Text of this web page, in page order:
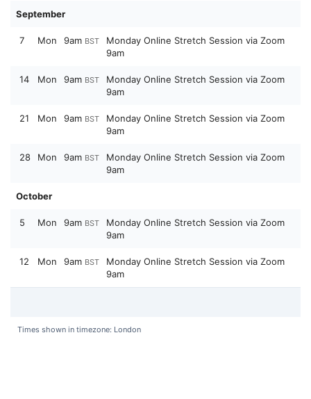
September
7 Mon 9am BST
Monday Online Stretch Session via Zoom
9am
14 Mon 9am BST
Monday Online Stretch Session via Zoom
9am
21 Mon 9am BST
Monday Online Stretch Session via Zoom
9am
28 Mon 9am BST
Monday Online Stretch Session via Zoom
9am
October
5 Mon 9am BST
Monday Online Stretch Session via Zoom
9am
12 Mon 9am BST
Monday Online Stretch Session via Zoom
9am
Times shown in timezone: London